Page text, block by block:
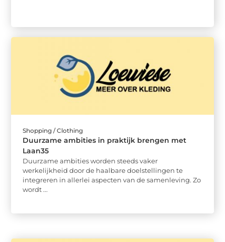
Shopping / Clothing
Duurzame ambities in praktijk brengen met
Laan35
Duurzame ambities worden steeds vaker
werkelijkheid door de haalbare doelstellingen te
integreren in allerlei aspecten van de samenleving. Zo
wordt ...